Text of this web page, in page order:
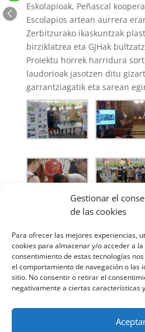
Gestionar el
de las cookies
Para ofrecer las mejores experiencias,
cookies para almacenar y/o acceder a
consentimiento de estas tecnologías
el comportamiento de navegación o las
sitio. No consentir o retirar el
negativamente a ciertas características
Eskolapioak, Peñascal
Escolapios artean aurrera
Zerbitzurako ikaskuntzak
birziklatzea eta GJHak
Proiektu horrek harridura
laudorioak jasotzen ditu
garrantziagatik eta sarean